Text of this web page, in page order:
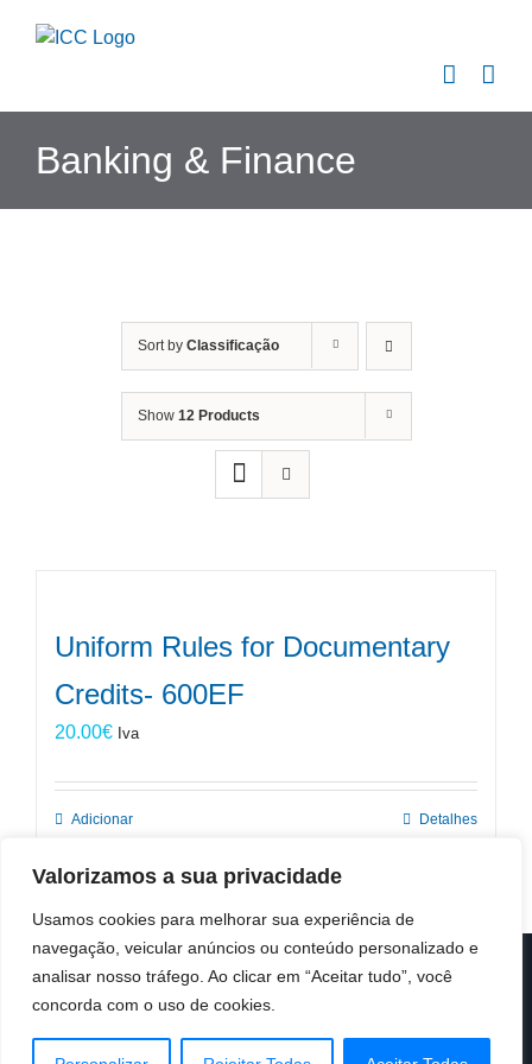
Valorizamos a sua privacidade
Usamos cookies para melhorar sua experiência de
navegação, veicular anúncios ou conteúdo personalizado e
analisar nosso tráfego. Ao clicar em “Aceitar tudo”, você
concorda com o uso de cookies.
Banking & Finance
Sort by Classificação
Show 12 Products
Uniform Rules for Documentary
Credits- 600EF
20.00€ Iva
Adicionar Detalhes
© Copyright 2019 -2026 | ICC Portugal | Todos os direitos
reservados